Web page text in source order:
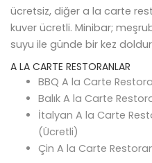
ücretsiz, diğer a la carte
kuver ücretli. Minibar;
suyu ile günde bir kez
A LA CARTE RESTORANLAR
BBQ A la Carte
Balık A la Carte
İtalyan A la Carte
(Ücretli)
Çin A la Carte